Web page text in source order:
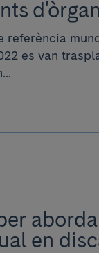
referència
es van
en